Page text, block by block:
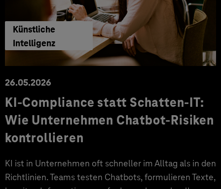
Künstliche
Intelligenz
26.05.2026
KI-Compliance statt Schatten-IT:
Wie Unternehmen Chatbot-Risiken
kontrollieren
KI ist in Unternehmen oft schneller im Alltag als in den
Richtlinien. Teams testen Chatbots, formulieren Texte,